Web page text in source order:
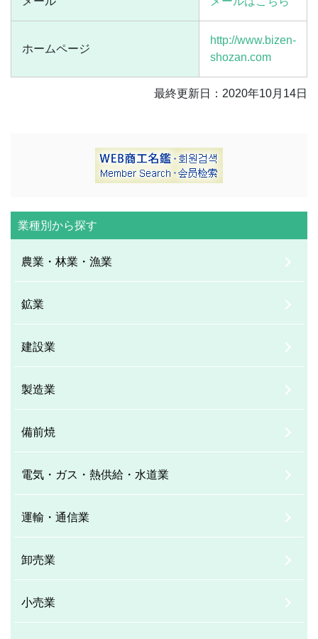
ホームページ
http://www.bizen-
shozan.com
最終更新日：2020年10月14日
業種別から探す
農業・林業・漁業
鉱業
建設業
製造業
備前焼
電気・ガス・熱供給・水道業
運輸・通信業
卸売業
小売業